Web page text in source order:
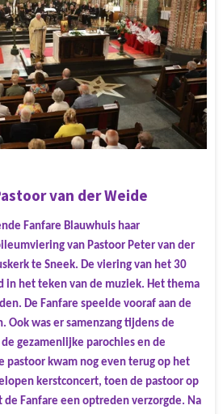
van der Weide
Fanfare Blauwhuis haar
van Pastoor Peter van der
te Sneek. De viering van het 30
in het teken van de muziek. Het thema
De Fanfare speelde vooraf aan de
Ook was er samenzang tijdens de
gezamenlijke parochies en de
pastoor kwam nog even terug op het
kerstconcert, toen de pastoor op
Fanfare een optreden verzorgde. Na